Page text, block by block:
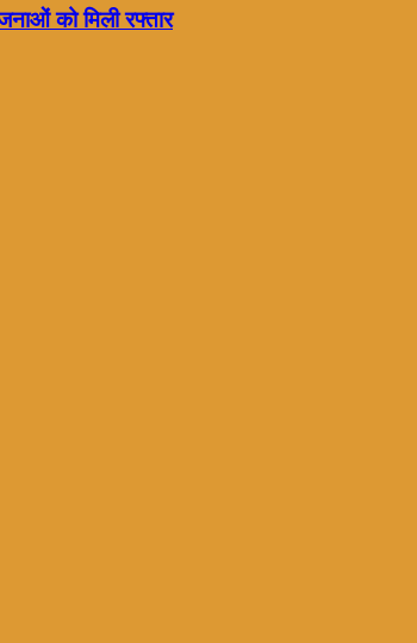
को मिली रफ्तार